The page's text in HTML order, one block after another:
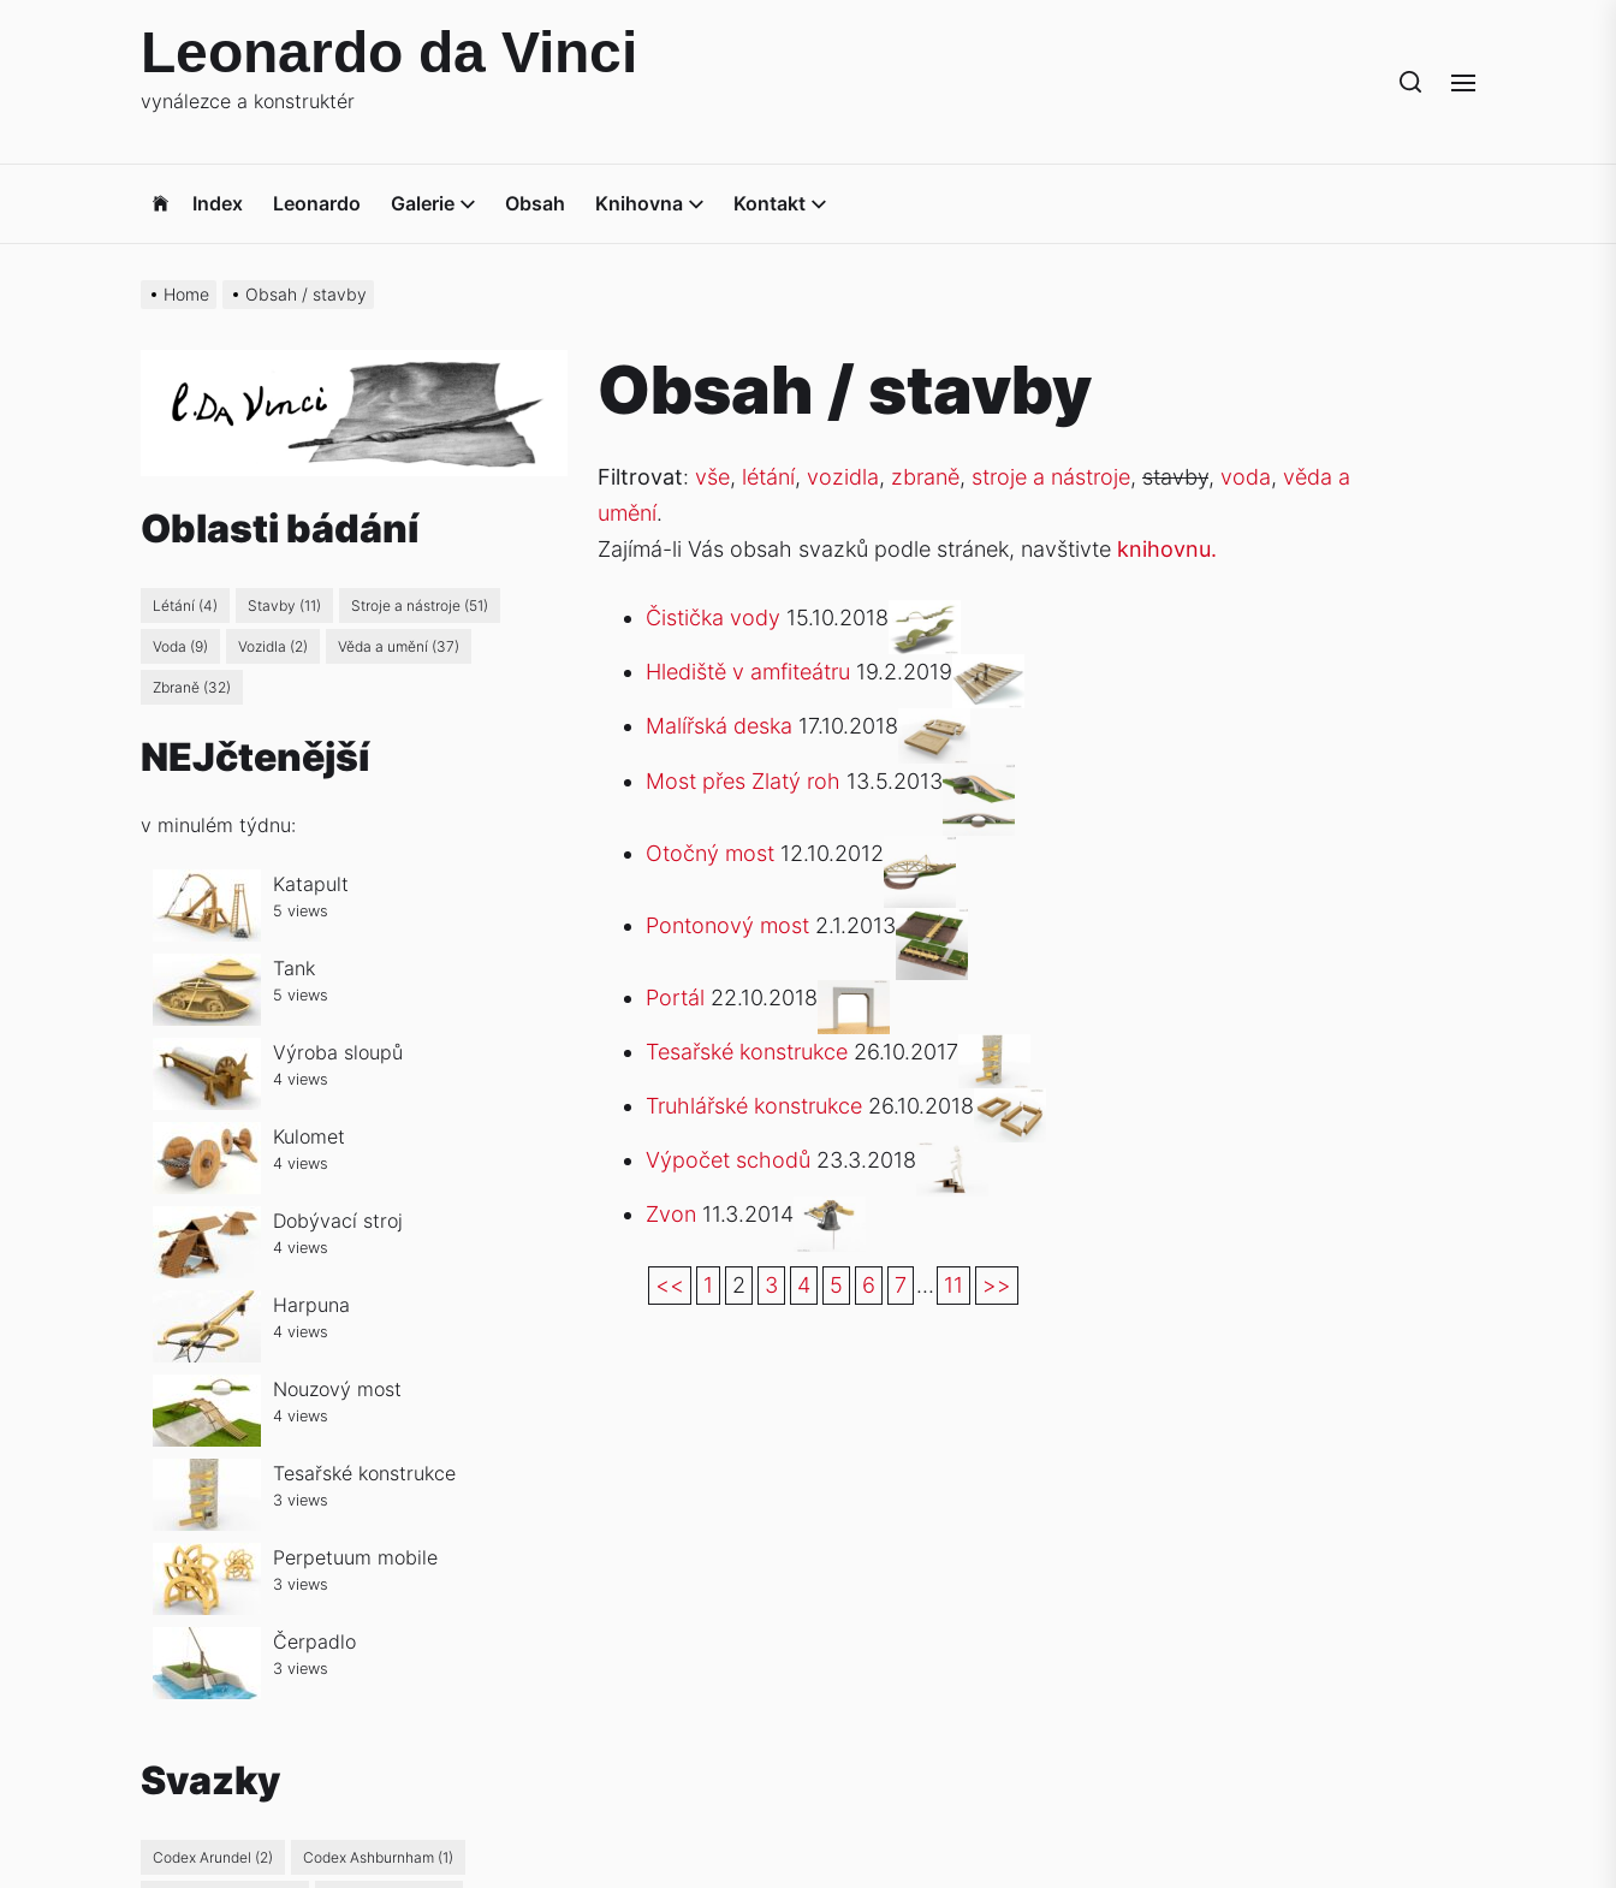
Leonardo da Vinci
vynálezce a konstruktér
Index Leonardo Galerie Obsah Knihovna Kontakt
Home Obsah / stavby
Obsah / stavby
Filtrovat: vše, létání, vozidla, zbraně, stroje a nástroje, stavby, voda, věda a
umění.
Zajímá-li Vás obsah svazků podle stránek, navštivte knihovnu.
Čistička vody 15.10.2018
Hlediště v amfiteátru 19.2.2019
Malířská deska 17.10.2018
Most přes Zlatý roh 13.5.2013
Otočný most 12.10.2012
Pontonový most 2.1.2013
Portál 22.10.2018
Tesařské konstrukce 26.10.2017
Truhlářské konstrukce 26.10.2018
Výpočet schodů 23.3.2018
Zvon 11.3.2014
<< 1 2 3 4 5 6 7 ... 11 >>
Oblasti bádání
Létání (4) Stavby (11) Stroje a nástroje (51)
Voda (9) Vozidla (2) Věda a umění (37)
Zbraně (32)
NEJčtenější
v minulém týdnu:
Katapult
5 views
Tank
5 views
Výroba sloupů
4 views
Kulomet
4 views
Dobývací stroj
4 views
Harpuna
4 views
Nouzový most
4 views
Tesařské konstrukce
3 views
Perpetuum mobile
3 views
Čerpadlo
3 views
Svazky
Codex Arundel (2) Codex Ashburnham (1)